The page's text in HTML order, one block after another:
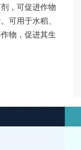
，可促进作物
可用于水稻、
物，促进其生